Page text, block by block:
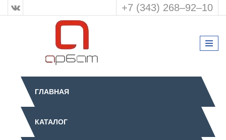
+7 (343) 268‒92‒10
ГЛАВНАЯ
КАТАЛОГ